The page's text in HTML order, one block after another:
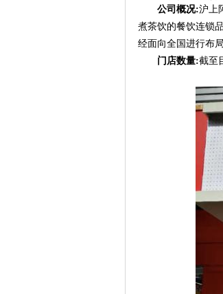
公司概况:沪上
煮茶饮的餐饮连锁
经面向全国进行布
门店数量:截至